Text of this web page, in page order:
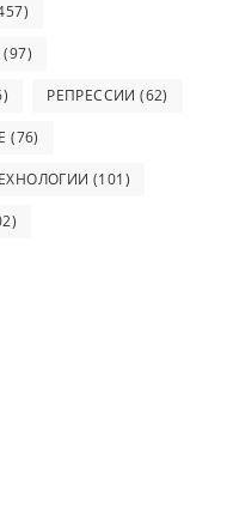
(97)
РЕПРЕССИИ (62)
(76)
(101)